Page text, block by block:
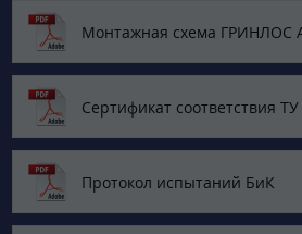
Монтажная схема ГРИНЛОС
Сертификат соответствия ТУ
Протокол испытаний БиК